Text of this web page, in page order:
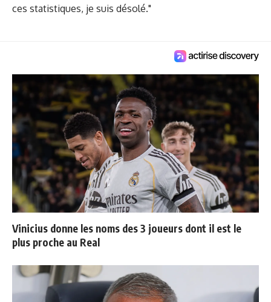
ces statistiques, je suis désolé."
Vinicius donne les noms des 3 joueurs dont il est le
plus proche au Real